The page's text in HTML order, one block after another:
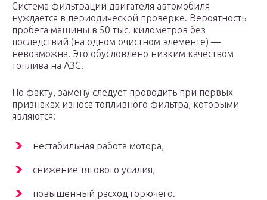
Система фильтрации двигателя автомобиля
нуждается в периодической проверке. Вероятность
пробега машины в 50 тыс. километров без
последствий (на одном очистном элементе) —
невозможна. Это обусловлено низким качеством
топлива на АЗС.
По факту, замену следует проводить при первых
признаках износа топливного фильтра, которыми
являются:
нестабильная работа мотора,
снижение тягового усилия,
повышенный расход горючего.